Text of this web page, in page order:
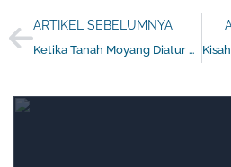
ARTIKEL SEBELUMNYA
Ketika Tanah Moyang Diatur Negara